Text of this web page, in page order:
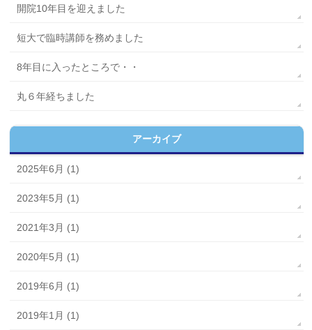
開院10年目を迎えました
短大で臨時講師を務めました
8年目に入ったところで・・
丸６年経ちました
アーカイブ
2025年6月 (1)
2023年5月 (1)
2021年3月 (1)
2020年5月 (1)
2019年6月 (1)
2019年1月 (1)